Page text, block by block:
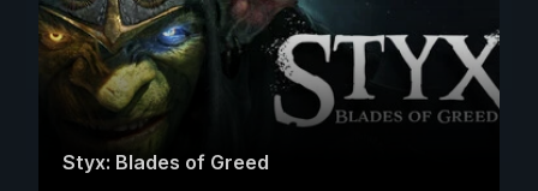
Styx: Blades of Greed